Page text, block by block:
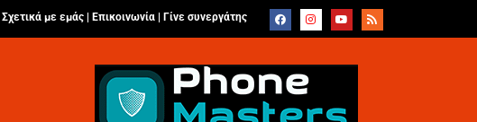
Σχετικά με εμάς | Επικοινωνία Γίνε συνεργάτης